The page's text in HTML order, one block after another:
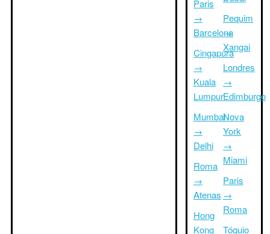
Paris
→
Barcelona
Cingapura
→
Kuala
Lumpur
Mumbai
→
Delhi
Roma
→
Atenas
Hong
Kong
Pequim
→
Xangai
Londres
→
Edimburgo
Nova
York
→
Miami
Paris
→
Roma
Tóquio